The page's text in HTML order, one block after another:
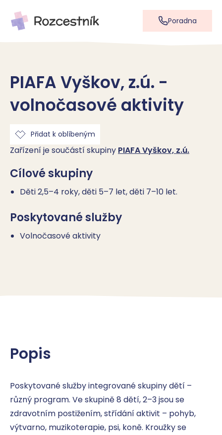
Poradna
PIAFA Vyškov, z.ú. -
volnočasové aktivity
Přidat k oblíbeným
Zařízení je součástí skupiny PIAFA Vyškov, z.ú.
Cílové skupiny
Děti 2,5–4 roky, děti 5–7 let, děti 7–10 let.
Poskytované služby
Volnočasové aktivity
Popis
Poskytované služby integrované skupiny dětí –
různý program. Ve skupině 8 dětí, 2–3 jsou se
zdravotním postižením, střídání aktivit – pohyb,
výtvarno, muzikoterapie, psi, koně. Kroužky se